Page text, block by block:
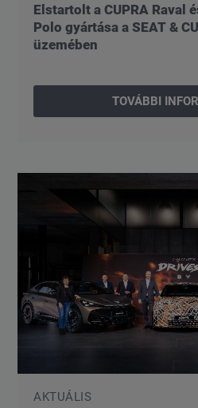
Elstartolt a CUPRA Raval
Polo gyártása a SEAT &
üzemében
TOVÁBBI
AKTUÁLIS